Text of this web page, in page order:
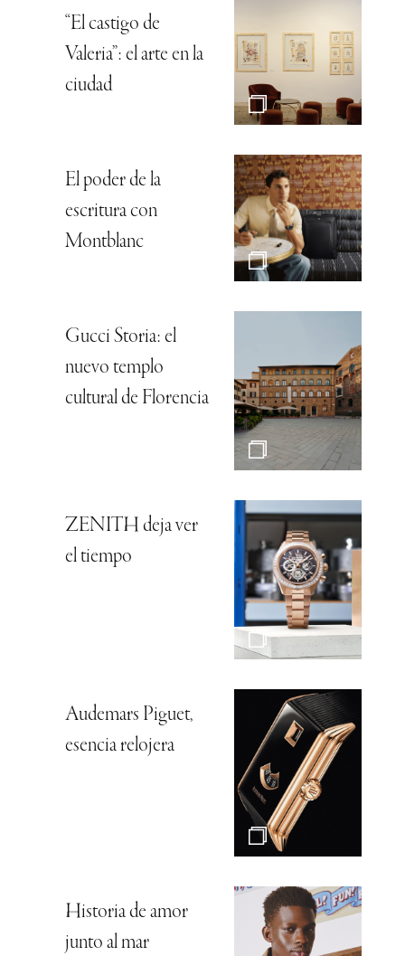
“El castigo de
Valeria”: el arte en la
ciudad
El poder de la
escritura con
Montblanc
Gucci Storia: el
nuevo templo
cultural de Florencia
ZENITH deja ver
el tiempo
Audemars Piguet,
esencia relojera
Historia de amor
junto al mar